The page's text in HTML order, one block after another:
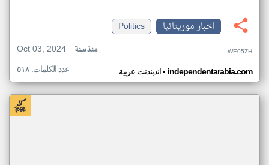
اخبار موريتانيا
Politics
Oct 03, 2024
منذ سنة WE05ZH
اندبندنت عربية• independentarabia.com عدد الكلمات: ٥١٨